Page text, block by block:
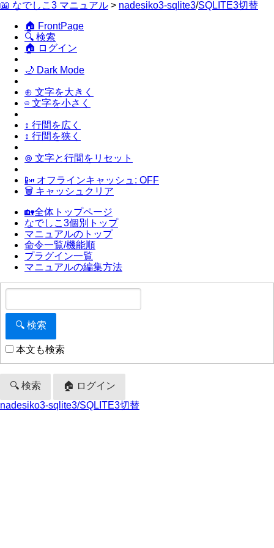
📖 なでしこ3 マニュアル > nadesiko3-sqlite3/SQLITE3切替
🏠 FrontPage
🔍 検索
🏠 ログイン
🌙 Dark Mode
⊕ 文字を大きく
⊖ 文字を小さく
↕ 行間を広く
↕ 行間を狭く
⊚ 文字と行間をリセット
📴 オフラインキャッシュ: OFF
🗑 キャッシュクリア
🏡全体トップページ
なでしこ3個別トップ
マニュアルのトップ
命令一覧/機能順
プラグイン一覧
マニュアルの編集方法
本文も検索
🔍 検索
🏠 ログイン
nadesiko3-sqlite3/SQLITE3切替